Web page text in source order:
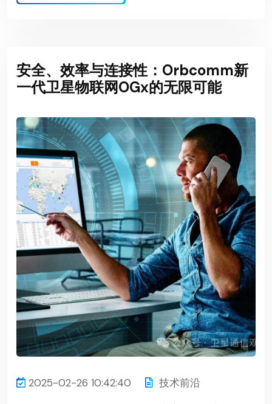
安全、效率与连接性：Orbcomm新
一代卫星物联网OGx的无限可能
2025-02-26 10:42:40
技术前沿